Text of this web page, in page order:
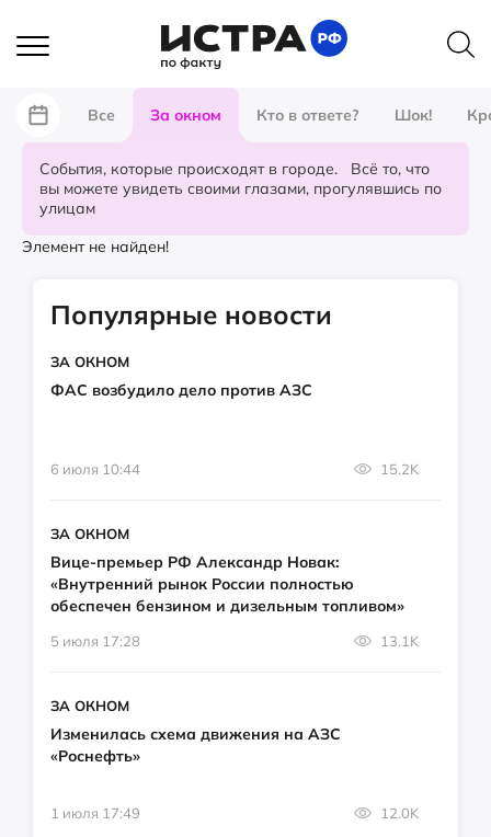
Все За окном Кто в ответе? Шок!
События, которые происходят в городе. Всё то, что
вы можете увидеть своими глазами, прогулявшись по
улицам
Элемент не найден!
Популярные новости
ЗА ОКНОМ
ФАС возбудило дело против АЗС
6 июля 10:44 15.2K
ЗА ОКНОМ
Вице-премьер РФ Александр Новак:
«Внутренний рынок России полностью
обеспечен бензином и дизельным топливом»
5 июля 17:28 13.1K
ЗА ОКНОМ
Изменилась схема движения на АЗС
«Роснефть»
1 июля 17:49 12.0K